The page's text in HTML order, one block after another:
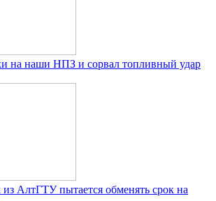
на наши НПЗ и сорвал топливный удар
АлтГТУ пытается обменять срок на